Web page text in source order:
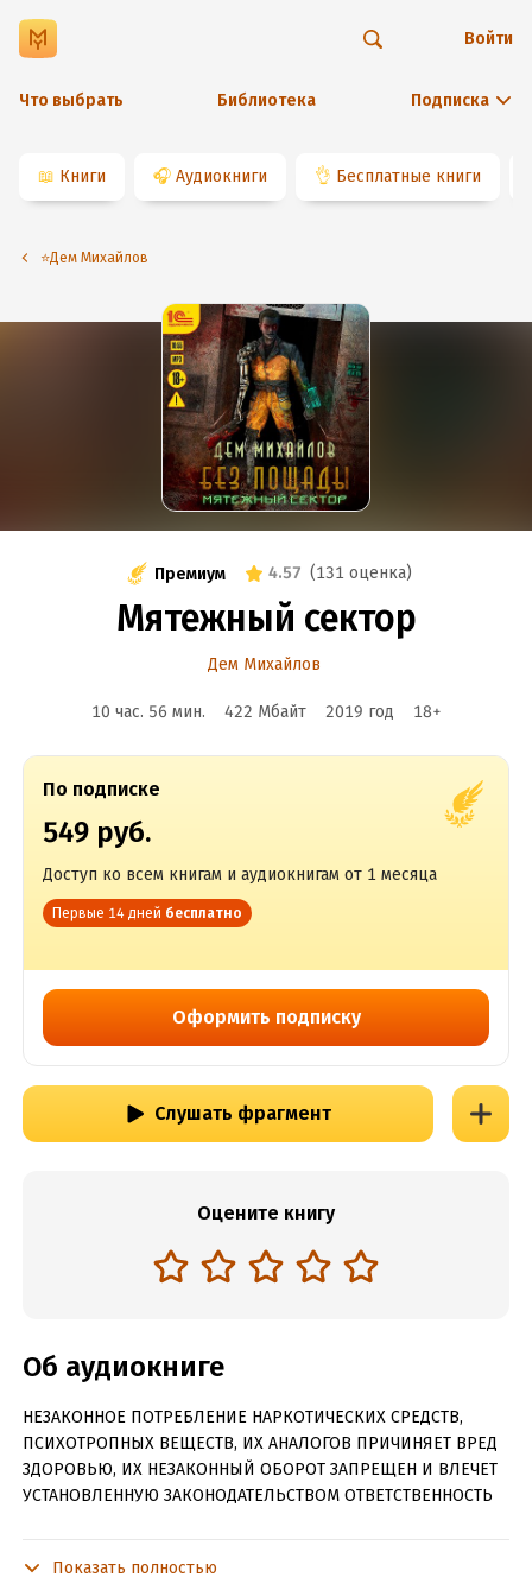
Что выбрать Библиотека Подписка
Войти
📖 Книги 🎧 Аудиокниги 👌 Бесплатные книги
⭐️Дем Михайлов
Премиум 4.57 (131 оценка)
Мятежный сектор
Дем Михайлов
10 час. 56 мин. 422 Мбайт 2019 год 18+
По подписке
549 руб.
Доступ ко всем книгам и аудиокнигам от 1 месяца
Первые 14 дней бесплатно
Оформить подписку
Слушать фрагмент
Оцените книгу
Об аудиокниге
НЕЗАКОННОЕ ПОТРЕБЛЕНИЕ НАРКОТИЧЕСКИХ СРЕДСТВ,
ПСИХОТРОПНЫХ ВЕЩЕСТВ, ИХ АНАЛОГОВ ПРИЧИНЯЕТ ВРЕД
ЗДОРОВЬЮ, ИХ НЕЗАКОННЫЙ ОБОРОТ ЗАПРЕЩЕН И ВЛЕЧЕТ
УСТАНОВЛЕННУЮ ЗАКОНОДАТЕЛЬСТВОМ ОТВЕТСТВЕННОСТЬ
произведения Руслан Алексеевич Михайлов – писатель,
Показать полностью